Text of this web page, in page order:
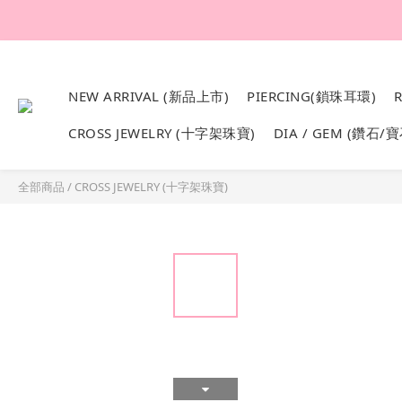
NEW ARRIVAL (新品上市) PIERCING(鎖珠耳環)
CROSS JEWELRY (十字架珠寶) DIA / GEM (鑽石/
全部商品 / CROSS JEWELRY (十字架珠寶)